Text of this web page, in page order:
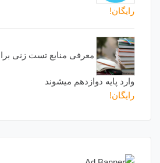
رایگان!
معرفی منابع تست زنی
وارد پایه دوازدهم میشوند
رایگان!